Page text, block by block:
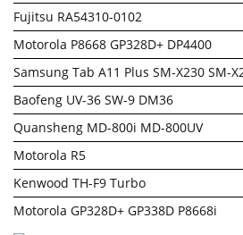
Fujitsu RA54310-0102
Motorola P8668 GP328D+ DP4400
Samsung Tab A11 Plus SM-X230 SM-
Baofeng UV-36 SW-9 DM36
Quansheng MD-800i MD-800UV
Motorola R5
Kenwood TH-F9 Turbo
Motorola GP328D+ GP338D P8668i